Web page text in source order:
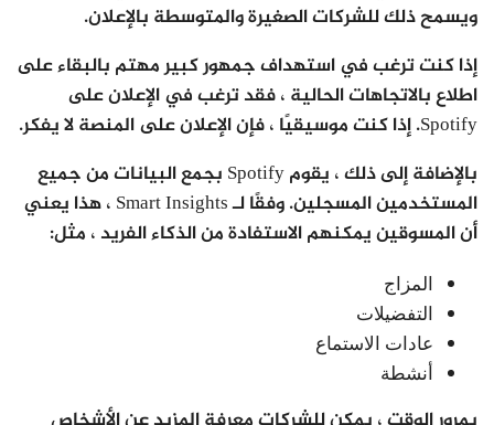
ويسمح ذلك للشركات الصغيرة والمتوسطة بالإعلان.
إذا كنت ترغب في استهداف جمهور كبير مهتم بالبقاء على
اطلاع بالاتجاهات الحالية ، فقد ترغب في الإعلان على
Spotify. إذا كنت موسيقيًا ، فإن الإعلان على المنصة لا يفكر.
بالإضافة إلى ذلك ، يقوم Spotify بجمع البيانات من جميع
المستخدمين المسجلين. وفقًا لـ Smart Insights ، هذا يعني
أن المسوقين يمكنهم الاستفادة من الذكاء الفريد ، مثل:
المزاج
التفضيلات
عادات الاستماع
أنشطة